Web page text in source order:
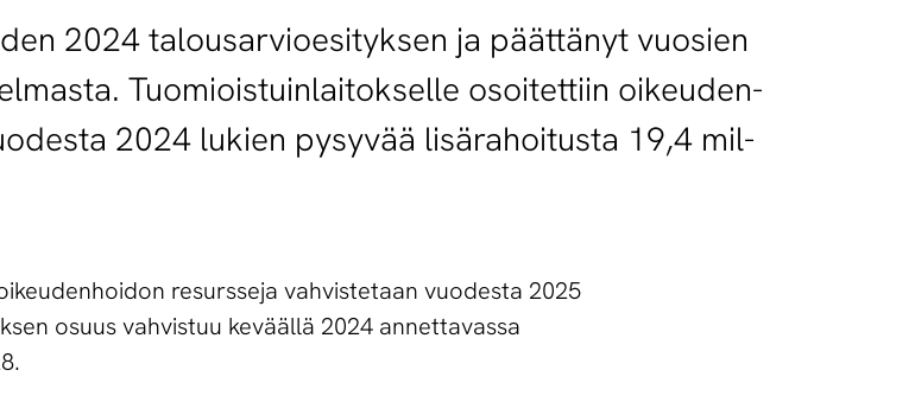
2024 ta­lous­ar­vio­esi­tyk­sen ja päät­tä­nyt vuo­sien
Tuo­miois­tuin­lai­tok­sel­le osoi­tet­tiin oi­keu­den­
2024 lu­kien py­sy­vää li­sä­ra­hoi­tus­ta 19,4 mil­
resursseja vahvistetaan vuodesta 2025
osuus vahvistuu keväällä 2024 annettavassa